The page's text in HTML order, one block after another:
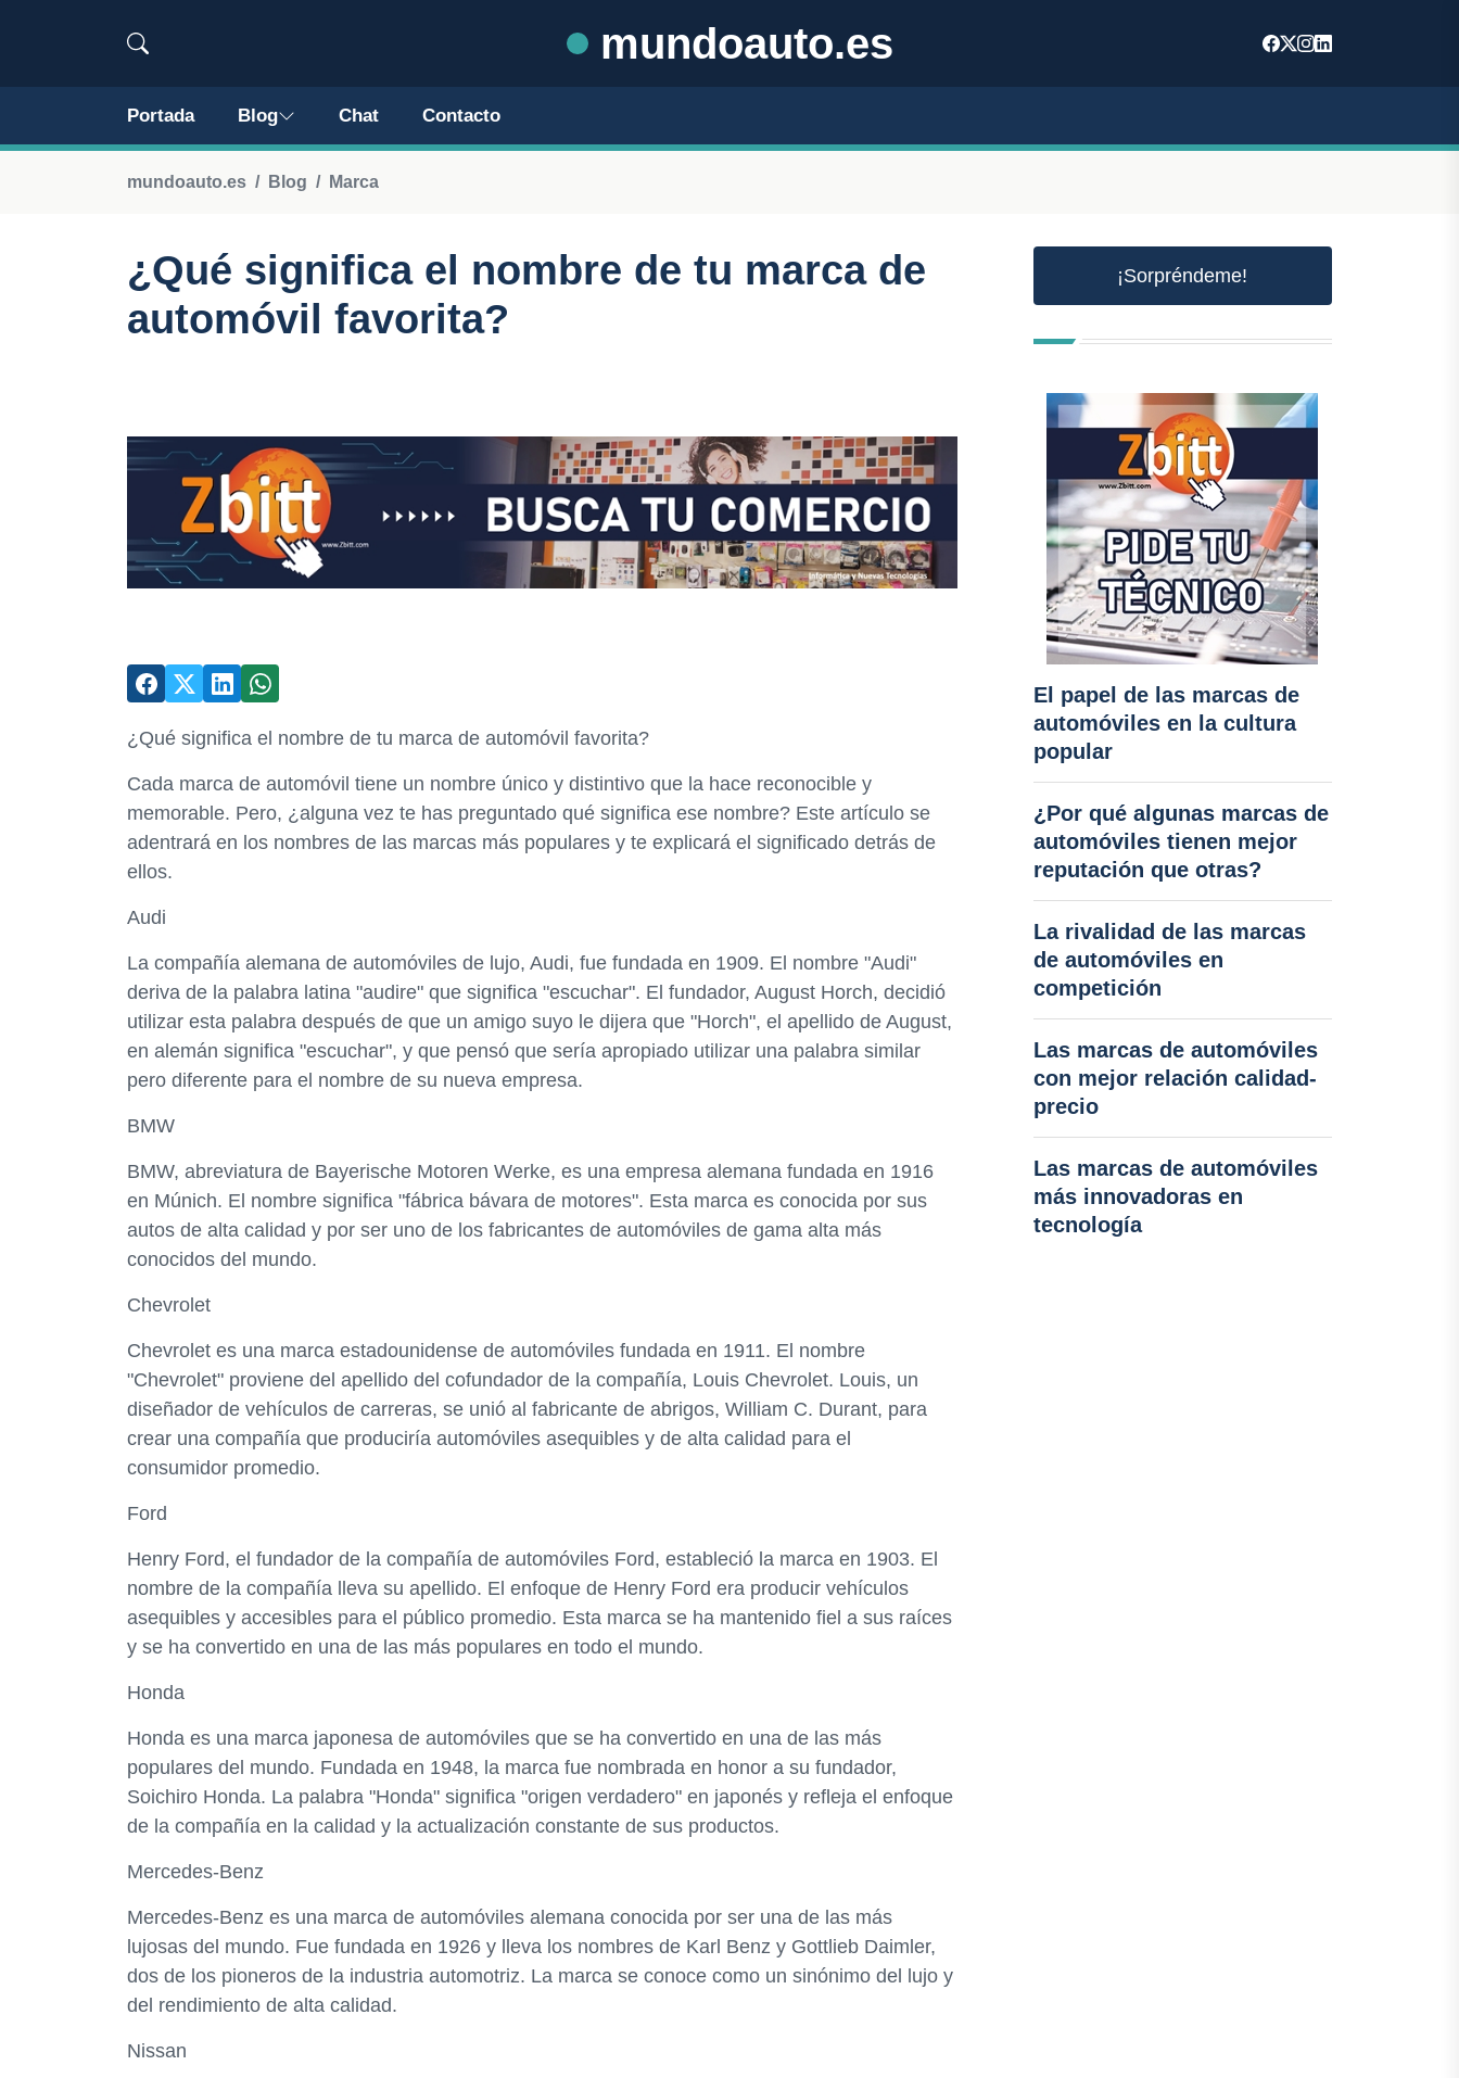
mundoauto.es
Portada Blog Chat Contacto
mundoauto.es Blog Marca
¿Qué significa el nombre de tu marca de
automóvil favorita?
¿Qué significa el nombre de tu marca de automóvil favorita?
Cada marca de automóvil tiene un nombre único y distintivo que la hace reconocible y
memorable. Pero, ¿alguna vez te has preguntado qué significa ese nombre? Este artículo se
adentrará en los nombres de las marcas más populares y te explicará el significado detrás de
ellos.
Audi
La compañía alemana de automóviles de lujo, Audi, fue fundada en 1909. El nombre "Audi"
deriva de la palabra latina "audire" que significa "escuchar". El fundador, August Horch, decidió
utilizar esta palabra después de que un amigo suyo le dijera que "Horch", el apellido de August,
en alemán significa "escuchar", y que pensó que sería apropiado utilizar una palabra similar
pero diferente para el nombre de su nueva empresa.
BMW
BMW, abreviatura de Bayerische Motoren Werke, es una empresa alemana fundada en 1916
en Múnich. El nombre significa "fábrica bávara de motores". Esta marca es conocida por sus
autos de alta calidad y por ser uno de los fabricantes de automóviles de gama alta más
conocidos del mundo.
Chevrolet
Chevrolet es una marca estadounidense de automóviles fundada en 1911. El nombre
"Chevrolet" proviene del apellido del cofundador de la compañía, Louis Chevrolet. Louis, un
diseñador de vehículos de carreras, se unió al fabricante de abrigos, William C. Durant, para
crear una compañía que produciría automóviles asequibles y de alta calidad para el
consumidor promedio.
Ford
Henry Ford, el fundador de la compañía de automóviles Ford, estableció la marca en 1903. El
nombre de la compañía lleva su apellido. El enfoque de Henry Ford era producir vehículos
asequibles y accesibles para el público promedio. Esta marca se ha mantenido fiel a sus raíces
y se ha convertido en una de las más populares en todo el mundo.
Honda
Honda es una marca japonesa de automóviles que se ha convertido en una de las más
populares del mundo. Fundada en 1948, la marca fue nombrada en honor a su fundador,
Soichiro Honda. La palabra "Honda" significa "origen verdadero" en japonés y refleja el enfoque
de la compañía en la calidad y la actualización constante de sus productos.
Mercedes-Benz
Mercedes-Benz es una marca de automóviles alemana conocida por ser una de las más
lujosas del mundo. Fue fundada en 1926 y lleva los nombres de Karl Benz y Gottlieb Daimler,
dos de los pioneros de la industria automotriz. La marca se conoce como un sinónimo del lujo y
del rendimiento de alta calidad.
Nissan
¡Sorpréndeme!
El papel de las marcas de
automóviles en la cultura
popular
¿Por qué algunas marcas de
automóviles tienen mejor
reputación que otras?
La rivalidad de las marcas
de automóviles en
competición
Las marcas de automóviles
con mejor relación calidad-
precio
Las marcas de automóviles
más innovadoras en
tecnología